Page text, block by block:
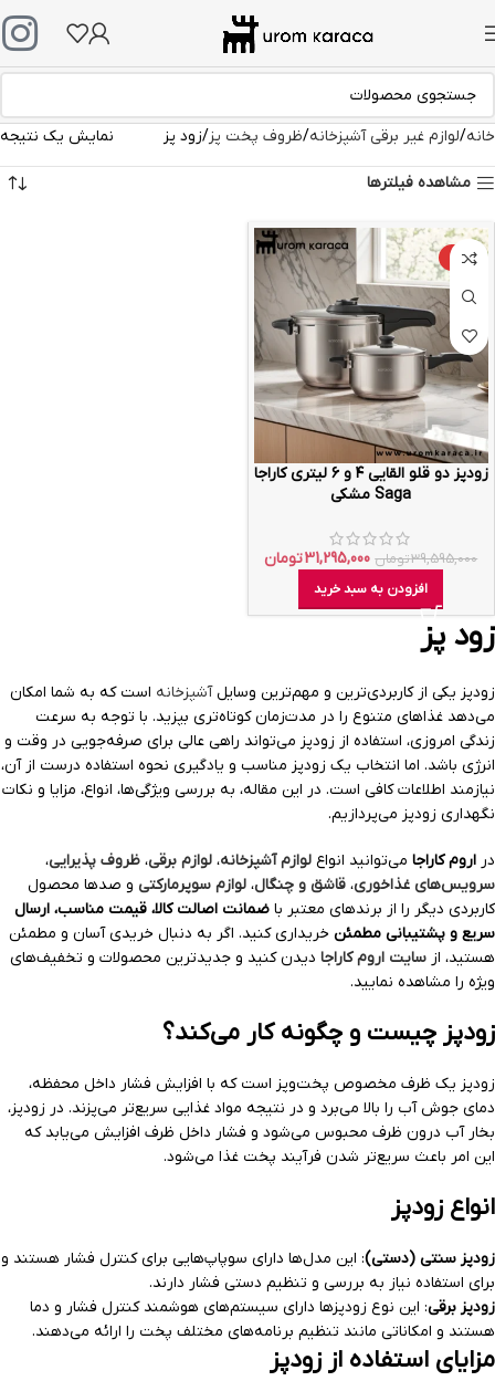
خانه لوازم غیر برقی آشپزخانه ظروف پخت پز زود پز نمایش یک نتیجه
مشاهده فیلترها
-21%
زودپز دو قلو القایی ۴ و ۶ لیتری کاراجا
Saga مشکی
39,595,000تومان 31,295,000تومان
افزودن به سبد خرید
زود پز
زودپز یکی از کاربردی‌ترین و مهم‌ترین وسایلآشپزخانه است که به شما امکان
می‌دهد غذاهای متنوع را در مدت‌زمان کوتاه‌تری بپزید. با توجه به سرعت
زندگی امروزی، استفاده از زودپز می‌تواند راهی عالی برای صرفه‌جویی در وقت و
انرژی باشد. اما انتخاب یک زودپز مناسب و یادگیری نحوه استفاده درست از آن،
نیازمند اطلاعات کافی است. در این مقاله، به بررسی ویژگی‌ها، انواع، مزایا و نکات
نگهداری زودپز می‌پردازیم.
در اروم کاراجا می‌توانید انواع لوازم آشپزخانه، لوازم برقی، ظروف پذیرایی،
سرویس‌های غذاخوری، قاشق و چنگال، لوازم سوپرمارکتی و صدها محصول
کاربردی دیگر را از برندهای معتبر با ضمانت اصالت کالا، قیمت مناسب، ارسال
سریع و پشتیبانی مطمئن خریداری کنید. اگر به دنبال خریدی آسان و مطمئن
هستید، از سایت اروم کاراجا دیدن کنید و جدیدترین محصولات و تخفیف‌های
ویژه را مشاهده نمایید.
زودپز چیست و چگونه کار می‌کند؟
زودپز یک ظرف مخصوص پخت‌وپز است که با افزایش فشار داخل محفظه،
دمای جوش آب را بالا می‌برد و در نتیجه مواد غذایی سریع‌تر می‌پزند. در زودپز،
بخار آب درون ظرف محبوس می‌شود و فشار داخل ظرف افزایش می‌یابد که
این امر باعث سریع‌تر شدن فرآیند پخت غذا می‌شود.
انواع زودپز
زودپز سنتی (دستی): این مدل‌ها دارای سوپاپ‌هایی برای کنترل فشار هستند و
برای استفاده نیاز به بررسی و تنظیم دستی فشار دارند.
زودپز برقی: این نوع زودپزها دارای سیستم‌های هوشمند کنترل فشار و دما
هستند و امکاناتی مانند تنظیم برنامه‌های مختلف پخت را ارائه می‌دهند.
مزایای استفاده از زودپز